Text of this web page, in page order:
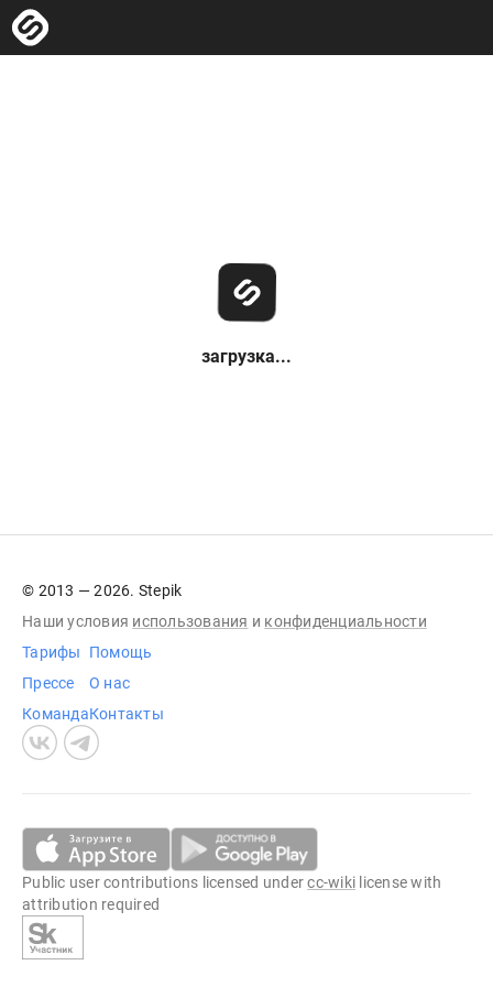
загрузка...
© 2013 — 2026. Stepik
Наши условия использования и конфиденциальности
Тарифы
Прессе
Команда
Помощь
О нас
Контакты
Public user contributions licensed undercc-wiki license with
attribution required